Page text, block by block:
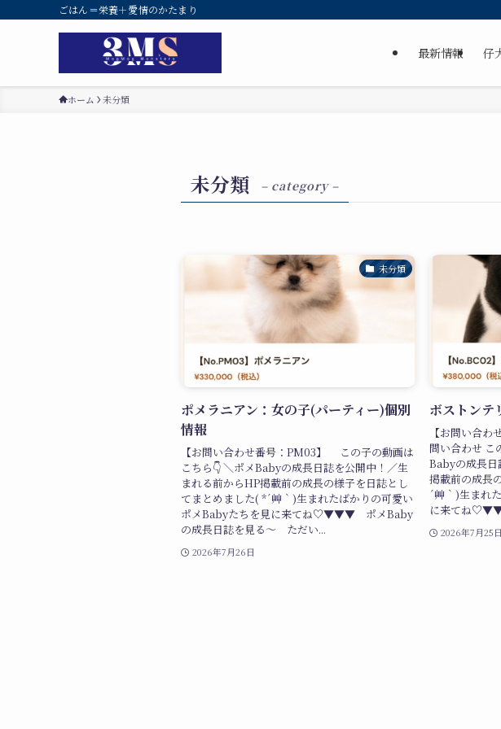
ごはん＝栄養＋愛情のかたまり
最新情報 仔
ホーム 未分類
未分類 – category –
未分類
ポメラニアン：女の子(パーティー)個別
情報
【お問い合わせ番号：PM03】 この子の動画は
こちら👇 ＼ポメBabyの成長日誌を公開中！／生
まれる前からHP掲載前の成長の様子を日誌とし
てまとめました( *´艸｀)生まれたばかりの可愛い
ポメBabyたちを見に来てね♡▼▼▼ ポメBaby
の成長日誌を見る～ ただい...
2026年7月26日
ボストン
【お問い合
問い合わせ こ
Babyの成長日
掲載前の成長
´艸｀)生まれ
に来てね
2026年7月25日